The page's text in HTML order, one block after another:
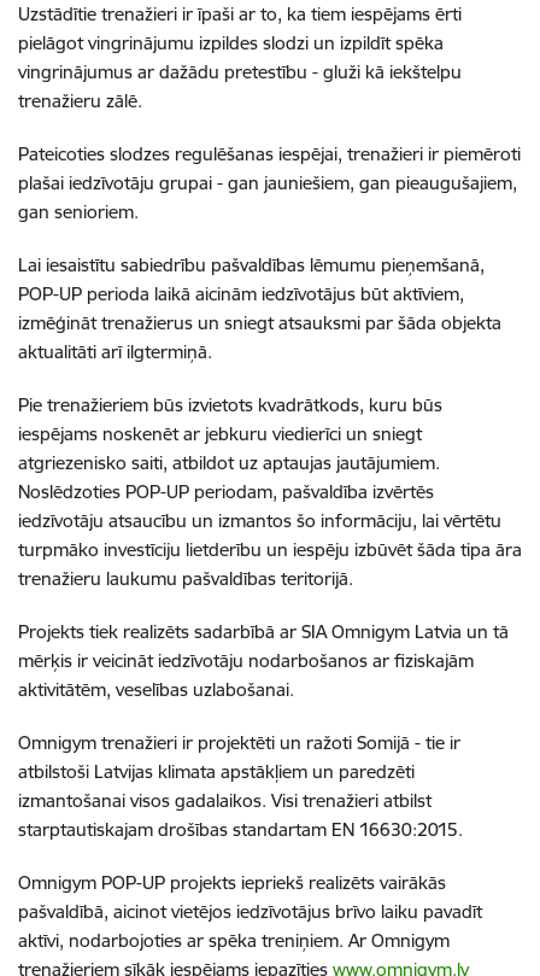
Uzstādītie trenažieri ir īpaši ar to, ka tiem iespējams ērti
pielāgot vingrinājumu izpildes slodzi un izpildīt spēka
vingrinājumus ar dažādu pretestību - gluži kā iekštelpu
trenažieru zālē.
Pateicoties slodzes regulēšanas iespējai, trenažieri ir piemēroti
plašai iedzīvotāju grupai - gan jauniešiem, gan pieaugušajiem,
gan senioriem.
Lai iesaistītu sabiedrību pašvaldības lēmumu pieņemšanā,
POP-UP perioda laikā aicinām iedzīvotājus būt aktīviem,
izmēģināt trenažierus un sniegt atsauksmi par šāda objekta
aktualitāti arī ilgtermiņā.
Pie trenažieriem būs izvietots kvadrātkods, kuru būs
iespējams noskenēt ar jebkuru viedierīci un sniegt
atgriezenisko saiti, atbildot uz aptaujas jautājumiem.
Noslēdzoties POP-UP periodam, pašvaldība izvērtēs
iedzīvotāju atsaucību un izmantos šo informāciju, lai vērtētu
turpmāko investīciju lietderību un iespēju izbūvēt šāda tipa āra
trenažieru laukumu pašvaldības teritorijā.
Projekts tiek realizēts sadarbībā ar SIA Omnigym Latvia un tā
mērķis ir veicināt iedzīvotāju nodarbošanos ar fiziskajām
aktivitātēm, veselības uzlabošanai.
Omnigym trenažieri ir projektēti un ražoti Somijā - tie ir
atbilstoši Latvijas klimata apstākļiem un paredzēti
izmantošanai visos gadalaikos. Visi trenažieri atbilst
starptautiskajam drošības standartam EN 16630:2015.
Omnigym POP-UP projekts iepriekš realizēts vairākās
pašvaldībā, aicinot vietējos iedzīvotājus brīvo laiku pavadīt
aktīvi, nodarbojoties ar spēka treniņiem. Ar Omnigym
trenažieriem sīkāk iespējams iepazīties www.omnigym.lv